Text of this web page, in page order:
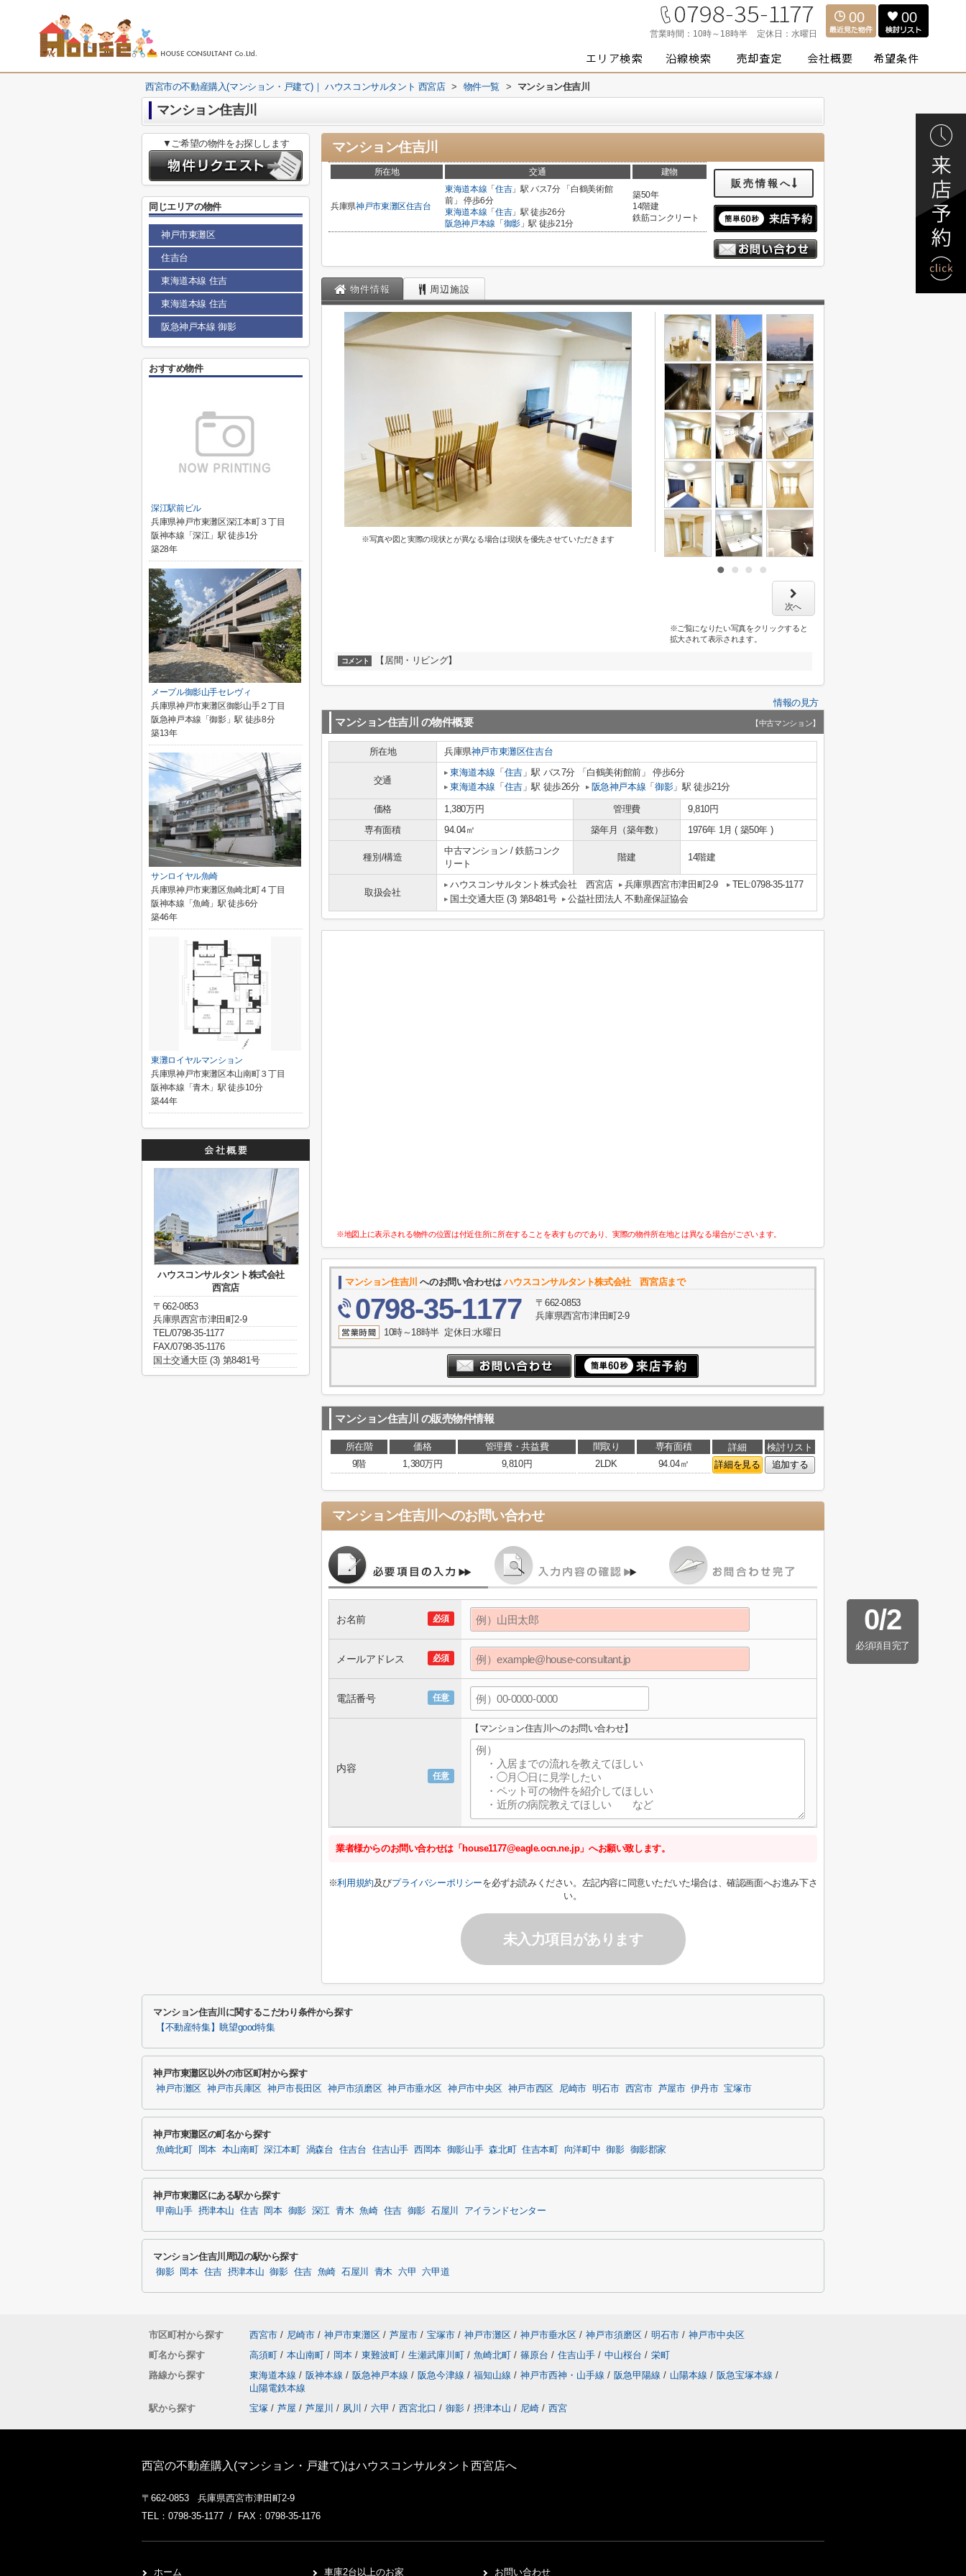
営業時間： 10時～18時半 定休日： 水曜日
00 00
西宮市の不動産購入(マンション・戸建て)｜ ハウスコンサルタント 西宮店 > 物件一覧 > マンション住吉川
マンション住吉川
マンション住吉川
所在地 交通 建物
兵庫県神戸市東灘区住吉台
東海道本線 「 住吉」駅 バス7分 「白鶴美術館
前」 停歩6分
東海道本線 「 住吉」駅 徒歩26分
阪急神戸本線 「 御影」駅 徒歩21分
築50年
14階建
鉄筋コンクリート
販売情報へ
物件情報 周辺施設
※写真や図と実際の現状とが異なる場合は現状を優先させていただきます
次へ
※ご覧になりたい写真をクリックすると
拡大されて表示されます。
コメント 【居間・リビング】
情報の見方
マンション住吉川 の物件概要 【中古マンション】
所在地 兵庫県神戸市東灘区住吉台
交通
東海道本線 「 住吉」駅 バス7分 「白鶴美術館前」 停歩6分
東海道本線 「 住吉」駅 徒歩26分 阪急神戸本線 「 御影」駅 徒歩21分
価格 1,380万円 管理費
9,810円
専有面積
94.04㎡ 築年月（築年数） 1976年 1月 ( 築50年 )
種別/構造
中古マンション / 鉄筋コンク
リート
階建 14階建
取扱会社
ハウスコンサルタント株式会社 西宮店 兵庫県西宮市津田町2-9
TEL:0798-35-1177
国土交通大臣 (3) 第8481号
公益社団法人 不動産保証協会
※地図上に表示される物件の位置は付近住所に所在することを表すものであり、実際の物件所在地とは異なる場合がございます。
マンション住吉川 へのお問い合わせはハウスコンサルタント株式会社 西宮店まで
0798-35-1177
〒662-0853
兵庫県西宮市津田町2-9
10時～18時半 定休日:水曜日
マンション住吉川 の販売物件情報
所在階 価格 管理費・共益費 間取り 専有面積 詳細
検討リスト
9階
1,380万円 9,810円 2LDK 94.04㎡ 詳細を見る 追加する
マンション住吉川 へのお問い合わせ
0/2
必須項目完了
必須
お名前
必須
メールアドレス
任意
電話番号
任意
内容
【マンション住吉川へのお問い合わせ】
業者様からのお問い合わせは「house1177@eagle.ocn.ne.jp」へお願い致します。
※利用規約及びプライバシーポリシーを必ずお読みください。左記内容に同意いただいた場合は、確認画面へお進み下さ
い。
未入力項目があります
▼ご希望の物件をお探しします
同じエリアの物件
神戸市東灘区
住吉台
東海道本線 住吉
東海道本線 住吉
阪急神戸本線 御影
おすすめ物件
深江駅前ビル
兵庫県神戸市東灘区深江本町３丁目
阪神本線「深江」駅 徒歩1分
築28年
メープル御影山手セレヴィ
兵庫県神戸市東灘区御影山手２丁目
阪急神戸本線「御影」駅 徒歩8分
築13年
サンロイヤル魚崎
兵庫県神戸市東灘区魚崎北町４丁目
阪神本線「魚崎」駅 徒歩6分
築46年
東灘ロイヤルマンション
兵庫県神戸市東灘区本山南町３丁目
阪神本線「青木」駅 徒歩10分
築44年
ハウスコンサルタント株式会社
西宮店
〒662-0853
兵庫県西宮市津田町2-9
TEL/0798-35-1177
FAX/0798-35-1176
国土交通大臣 (3) 第8481号
マンション住吉川に関するこだわり条件から探す
【不動産特集】眺望good特集
神戸市東灘区以外の市区町村から探す
神戸市灘区 神戸市兵庫区 神戸市長田区 神戸市須磨区 神戸市垂水区 神戸市中央区 神戸市西区 尼崎市 明石市 西宮市 芦屋市 伊丹市 宝塚市
神戸市東灘区の町名から探す
魚崎北町 岡本 本山南町 深江本町 渦森台 住吉台 住吉山手 西岡本 御影山手 森北町 住吉本町 向洋町中 御影 御影郡家
神戸市東灘区にある駅から探す
甲南山手 摂津本山 住吉 岡本 御影 深江 青木 魚崎 住吉 御影 石屋川 アイランドセンター
マンション住吉川周辺の駅から探す
御影 岡本 住吉 摂津本山 御影 住吉 魚崎 石屋川 青木 六甲 六甲道
市区町村から探す 西宮市 / 尼崎市 / 神戸市東灘区 / 芦屋市 / 宝塚市 / 神戸市灘区 / 神戸市垂水区 / 神戸市須磨区 / 明石市 / 神戸市中央区
町名から探す
高須町 / 本山南町 / 岡本 / 東難波町 / 生瀬武庫川町 / 魚崎北町 / 篠原台 / 住吉山手 / 中山桜台 / 栄町
路線から探す
東海道本線 / 阪神本線 / 阪急神戸本線 / 阪急今津線 / 福知山線 / 神戸市西神・山手線 / 阪急甲陽線 / 山陽本線 / 阪急宝塚本線 /
山陽電鉄本線
駅から探す
宝塚 / 芦屋 / 芦屋川 / 夙川 / 六甲 / 西宮北口 / 御影 / 摂津本山 / 尼崎 / 西宮
西宮の不動産購入(マンション・戸建て)はハウスコンサルタント西宮店へ
〒662-0853 兵庫県西宮市津田町2-9
TEL：0798-35-1177 / FAX：0798-35-1176
ホーム 車庫2台以上のお家 お問い合わせ